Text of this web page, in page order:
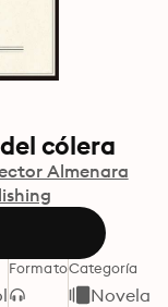
cólera
Almenara
FormatoCategoría
Novelas